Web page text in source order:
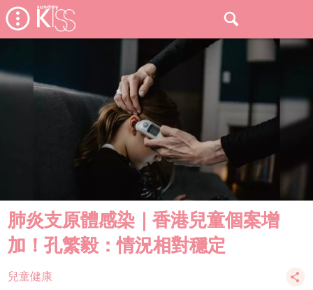
肺炎支原體感染｜香港兒童個案增
加！孔繁毅：情況相對穩定
兒童健康